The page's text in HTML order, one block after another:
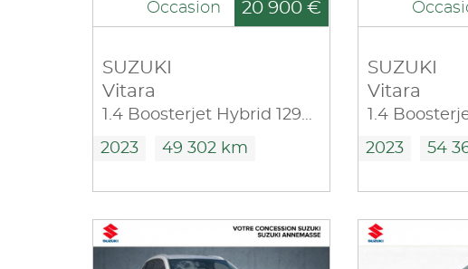
Occasion 20 900 €
SUZUKI
Vitara
1.4 Boosterjet Hybrid 129ch Privilège Allgrip
2023 49 302 km
SUZUKI
Vitara
2023 54